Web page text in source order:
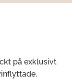
på exklusivt